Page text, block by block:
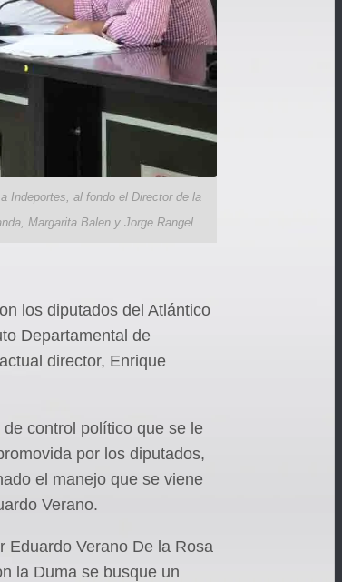
Indeportes, al fondo el Director de la
Margarita Balen y Jorge Rangel.
los diputados del Atlántico
Departamental de
director, Enrique
control político que se le
por los diputados,
el manejo que se viene
Verano.
Eduardo Verano De la Rosa
la Duma se busque un